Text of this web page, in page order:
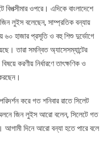
প্রসূতি
শিশু
দুর্ভোগে
বিপত্সীমার ওপরে। এদিকে বাংলাদেশে
লুইস বলেছেন, সাম্প্রতিক বন্যায়
হাজার প্রসূতি ও বহু শিশু দুর্ভোগে
তারা সমন্বিত অ্যাসেসম্যান্টের
করণীয় নির্ধারণে তাৎক্ষণিক ও
করে গত শনিবার রাতে সিলেট
জিন লুইস আরো বলেন, সিলেটে গত
দিনে আরো বন্যা হতে পারে বলে